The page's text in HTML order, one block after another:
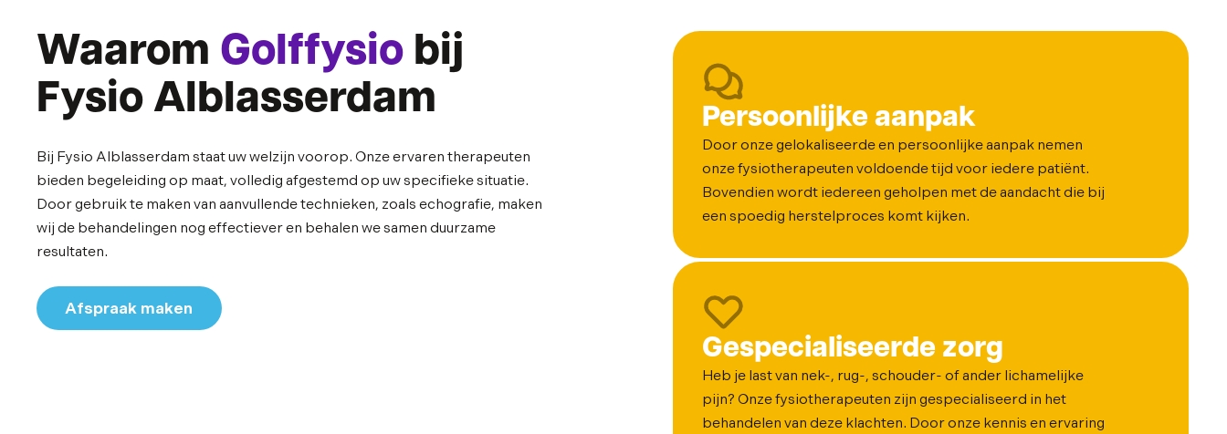
Waarom Golffysiobij
Fysio Alblasserdam
Bij Fysio Alblasserdam staat uw welzijn voorop. Onze ervaren therapeuten
bieden begeleiding op maat, volledig afgestemd op uw specifieke situatie.
Door gebruik te maken van aanvullende technieken, zoals echografie, maken
wij de behandelingen nog effectiever en behalen we samen duurzame
resultaten.
Afspraak maken
Persoonlijke aanpak
Door onze gelokaliseerde en persoonlijke aanpak nemen
onze fysiotherapeuten voldoende tijd voor iedere patiënt.
Bovendien wordt iedereen geholpen met de aandacht die bij
een spoedig herstelproces komt kijken.
Gespecialiseerde zorg
Heb je last van nek-, rug-, schouder- of ander lichamelijke
pijn? Onze fysiotherapeuten zijn gespecialiseerd in het
behandelen van deze klachten. Door onze kennis en ervaring